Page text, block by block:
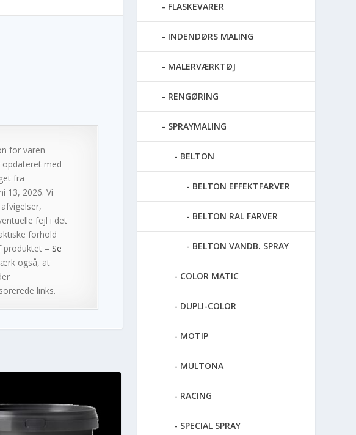
for varen
med
fra
13, 2026. Vi
fejl i det
forhold
produktet – Se
også, at
links.
FLASKEVARER
INDENDØRS MALING
MALERVÆRKTØJ
RENGØRING
SPRAYMALING
BELTON
BELTON EFFEKTFARVER
BELTON RAL FARVER
BELTON VANDB. SPRAY
COLOR MATIC
DUPLI-COLOR
MOTIP
MULTONA
RACING
SPECIAL SPRAY